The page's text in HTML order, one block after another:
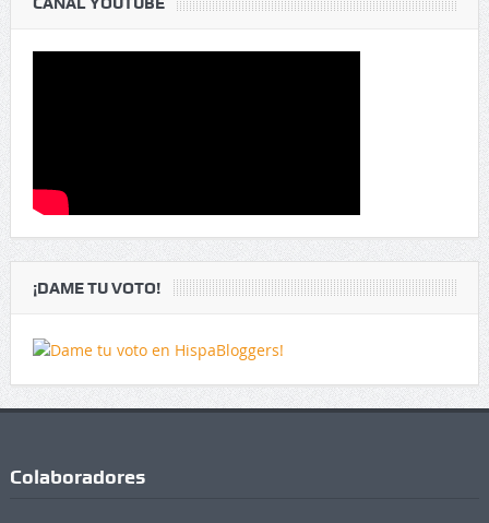
¡DAME TU VOTO!
Colaboradores